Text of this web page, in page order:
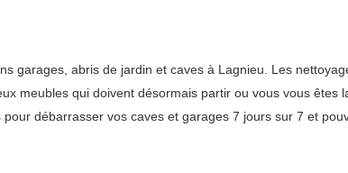
garages, abris de jardin et caves à Lagnieu. Les
meubles qui doivent désormais partir ou vous vous
débarrasser vos caves et garages 7 jours sur 7 et